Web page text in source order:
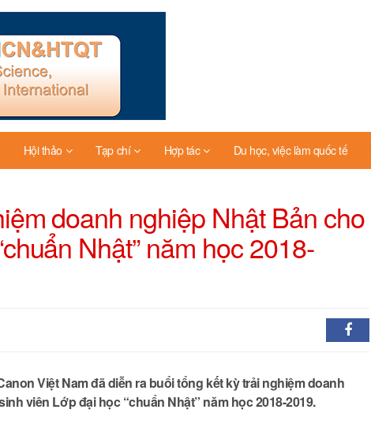
Hội thảo Tạp chí Hợp tác Du học, việc làm quốc tế
doanh nghiệp Nhật Bản cho
Nhật” năm học 2018-
Việt Nam đã diễn ra buổi tổng kết kỳ trải nghiệm doanh
viên Lớp đại học “chuẩn Nhật” năm học 2018-2019.